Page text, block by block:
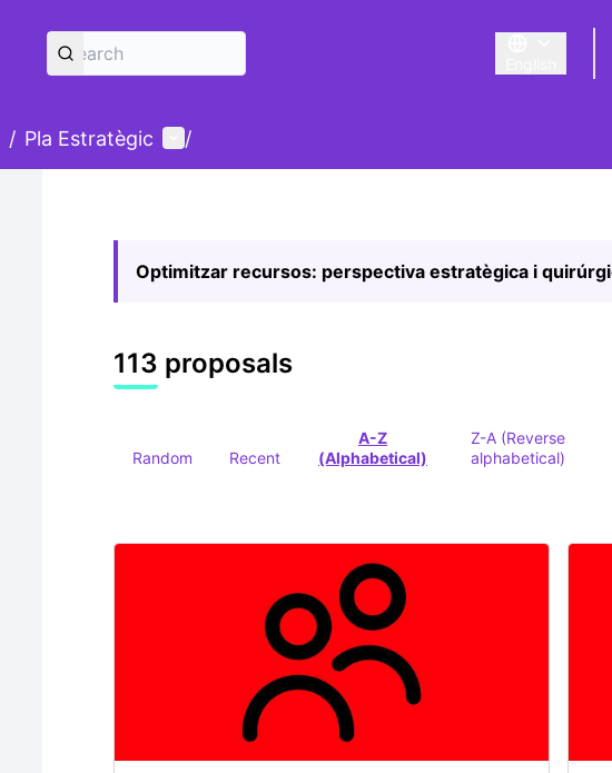
Triar la llengua
/ Pla Estratègic User menu
/
Optimitzar recursos: perspectiva estratègica i
113 proposals
Random Recent
A-Z
(Alphabetical)
Z-A (Reverse
alphabetical)